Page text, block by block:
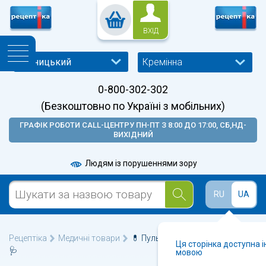
ВХІД
Кремінна
0-800-302-302
(Безкоштовно по Україні з мобільних)
ГРАФІК РОБОТИ CALL-ЦЕНТРУ ПН-ПТ З 8:00 ДО 17:00, СБ,НД-
ВИХІДНИЙ
Людям із порушеннями зору
RU UA
Ця сторінка доступна
мовою
Рецептіка Медичні товари
💊 Пульсоксиметри у Кремінній
🩺